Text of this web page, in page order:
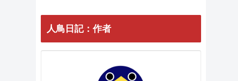
人鳥日記：作者